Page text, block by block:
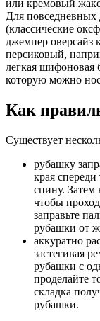
или кремовый
Для повседневных
(классические
джемпер оверсайз
персиковый,
легкая шифоновая
которую можно
Как
Существует
рубашку
края
спину. Затем
чтобы
заправьте
рубашки от
аккуратно
застегивая
рубашки с
проделайте
складка
рубашки.